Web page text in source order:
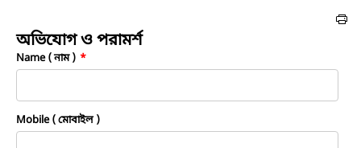
অভিযোগ ও পরামর্শ
Name ( নাম ) *
Mobile ( মোবাইল )